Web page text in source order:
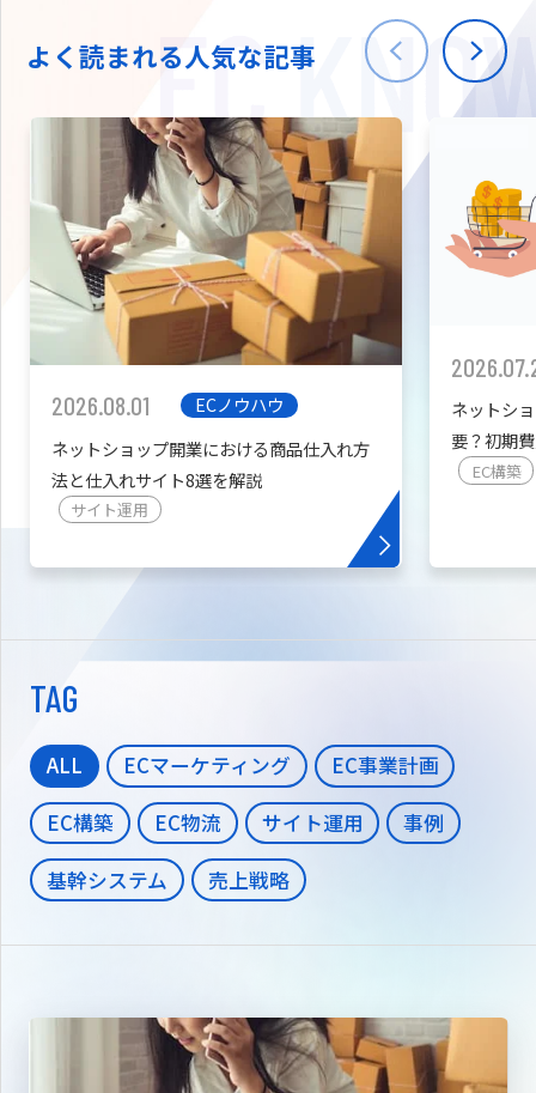
海外進出・現地
W2
拡張プラグイン一覧
カスタマイズ開発
TW
よく読まれる人気な記事
2026.08.01
ECノウハウ
ネットショップ開業における商品仕入れ方
法と仕入れサイト8選を解説
サイト運用
ネットシ
要？初期
を紹介
EC構築
TAG
ALL ECマーケティング
EC事業計画
EC構築
EC物流 サイト運用
事例
基幹システム
売上戦略